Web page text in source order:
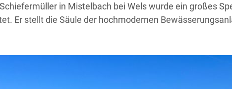
in Mistelbach bei Wels wurde ein großes
Er stellt die Säule der hochmodernen